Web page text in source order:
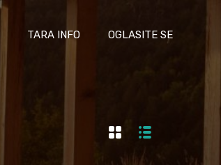
TARA INFO OGLASITE SE